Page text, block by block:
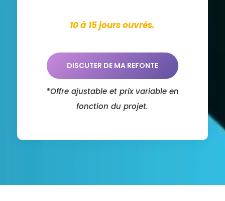
10 à 15 jours ouvrés.
DISCUTER DE MA REFONTE
*Offre ajustable et prix variable en
fonction du projet.